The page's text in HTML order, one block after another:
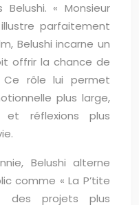
« Monsieur
parfaitement
Belushi incarne un
offrir la chance de
Ce rôle lui permet
plus large,
réflexions plus
Belushi alterne
comme « La P’tite
des projets plus